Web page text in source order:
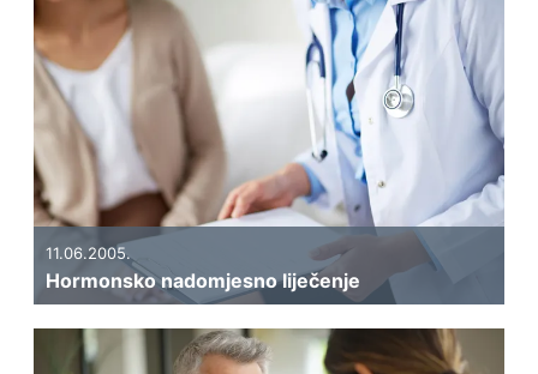
11.06.2005.
Hormonsko nadomjesno liječenje